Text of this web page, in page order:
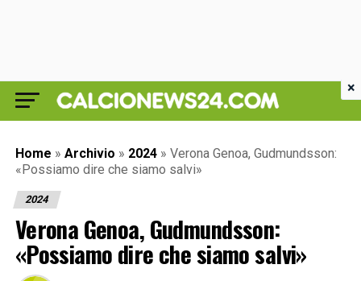
Home » Archivio » 2024 » Verona Genoa, Gudmundsson:
«Possiamo dire che siamo salvi»
2024
Verona Genoa, Gudmundsson:
«Possiamo dire che siamo salvi»
×